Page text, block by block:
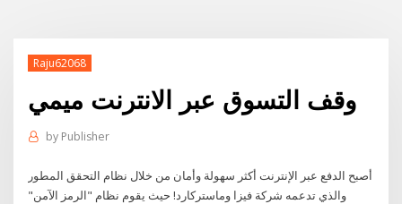
Raju62068
وقف التسوق عبر الانترنت ميمي
by Publisher
أصبح الدفع عبر الإنترنت أكثر سهولة وأمان من خلال نظام التحقق المطور
والذي تدعمه شركة فيزا وماستركارد! حيث يقوم نظام "الرمز الآمن"